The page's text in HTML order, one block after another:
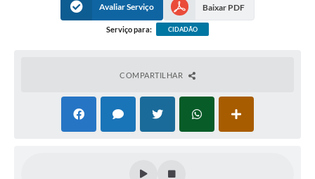
Avaliar Serviço Baixar PDF
Serviço para: CIDADÃO
COMPARTILHAR